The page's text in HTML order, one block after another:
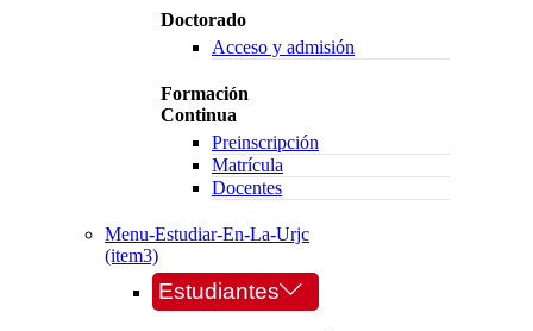
Doctorado
Acceso y admisión
Formación
Continua
Preinscripción
Matrícula
Docentes
Menu-Estudiar-En-La-Urjc
(item3)
Estudiantes